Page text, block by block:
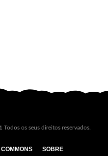
os seus direitos reservados.
SOBRE